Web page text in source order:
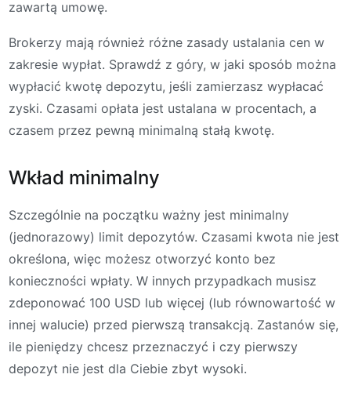
zawartą umowę.
Brokerzy mają również różne zasady ustalania cen w
zakresie wypłat. Sprawdź z góry, w jaki sposób można
wypłacić kwotę depozytu, jeśli zamierzasz wypłacać
zyski. Czasami opłata jest ustalana w procentach, a
czasem przez pewną minimalną stałą kwotę.
Wkład minimalny
Szczególnie na początku ważny jest minimalny
(jednorazowy) limit depozytów. Czasami kwota nie jest
określona, więc możesz otworzyć konto bez
konieczności wpłaty. W innych przypadkach musisz
zdeponować 100 USD lub więcej (lub równowartość w
innej walucie) przed pierwszą transakcją. Zastanów się,
ile pieniędzy chcesz przeznaczyć i czy pierwszy
depozyt nie jest dla Ciebie zbyt wysoki.